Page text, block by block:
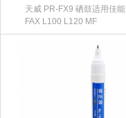
天威 PR-FX9 硒鼓适用佳能
FAX L100 L120 MF